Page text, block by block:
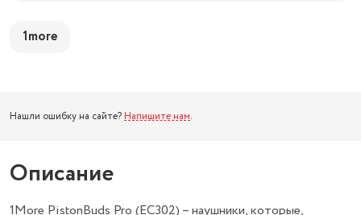
1more
Нашли ошибку на сайте? Напишите нам.
Описание
1More PistonBuds Pro (EC302) – наушники, которые,